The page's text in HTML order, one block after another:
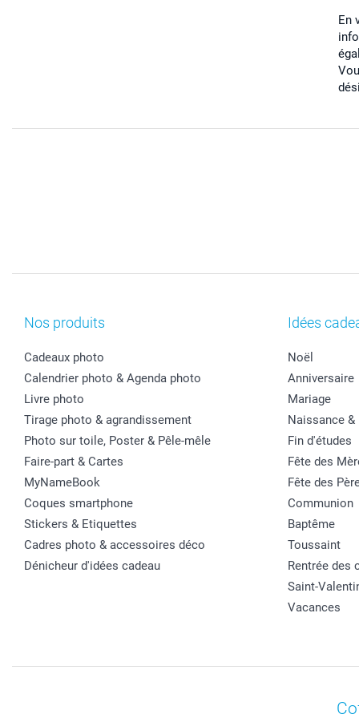
En
Nos produits
Cadeaux photo
Calendrier photo & Agenda photo
Livre photo
Tirage photo & agrandissement
Photo sur toile, Poster & Pêle-mêle
Faire-part & Cartes
MyNameBook
Coques smartphone
Stickers & Etiquettes
Cadres photo & accessoires déco
Dénicheur d'idées cadeau
Idées
Noël
Anniversaire
Mariage
Naissance &
Fin d'études
Fête des
Fête des
Communion
Baptême
Toussaint
Rentrée des
Saint-
Vacances